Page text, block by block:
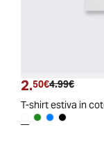
Prezzo attuale
2.50€4.99€
T-shirt estiva in